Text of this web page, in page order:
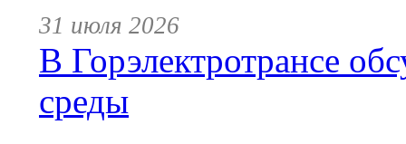
31 июля 2026
В Горэлектротрансе
среды